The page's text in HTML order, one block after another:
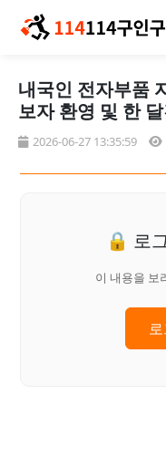
내국인 전자부품
보자 환영 및 한
2026-06-27 13:35:59
🔒 로
이 내용을 보